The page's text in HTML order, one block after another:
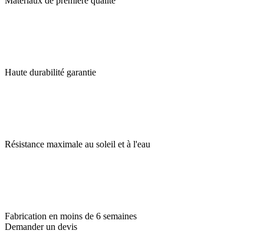
Haute durabilité garantie
Résistance maximale au soleil et à l'eau
Fabrication en moins de 6 semaines
Demander un devis